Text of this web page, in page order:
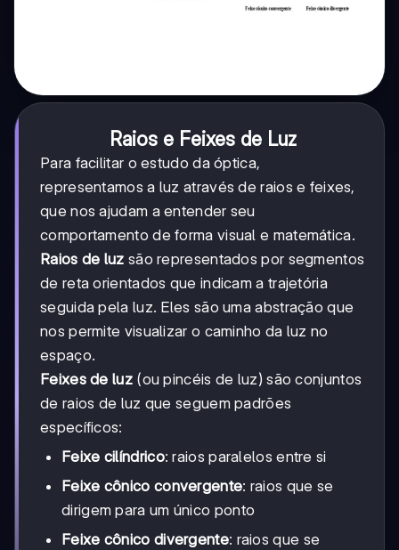
Raios e Feixes de Luz
Para facilitar o estudo da óptica,
representamos a luz através de raios e feixes,
que nos ajudam a entender seu
comportamento de forma visual e matemática.
Raios de luz são representados por segmentos
de reta orientados que indicam a trajetória
seguida pela luz. Eles são uma abstração que
nos permite visualizar o caminho da luz no
espaço.
Feixes de luz(ou pincéis de luz) são conjuntos
de raios de luz que seguem padrões
específicos:
Feixe cilíndrico: raios paralelos entre si
Feixe cônico convergente: raios que se
dirigem para um único ponto
Feixe cônico divergente: raios que se